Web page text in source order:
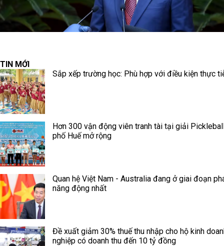
TIN MỚI
Sắp xếp trường học: Phù hợp với điều kiện thực
Hơn 300 vận động viên tranh tài tại giải
phố Huế mở rộng
Quan hệ Việt Nam - Australia đang ở giai đoạn
năng động nhất
Đề xuất giảm 30% thuế thu nhập cho hộ kinh
nghiệp có doanh thu đến 10 tỷ đồng